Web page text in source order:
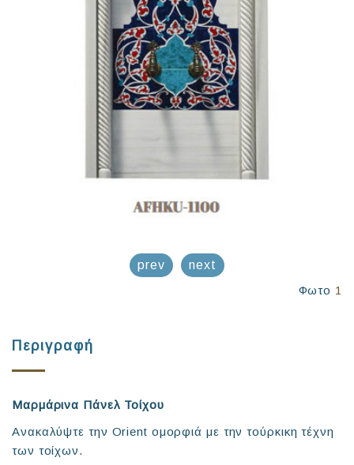
prev
next
Φωτο 1
Περιγραφή
Μαρμάρινα Πάνελ Τοίχου
Ανακαλύψτε την Orient ομορφιά με την τούρκικη τέχνη
των τοίχων.